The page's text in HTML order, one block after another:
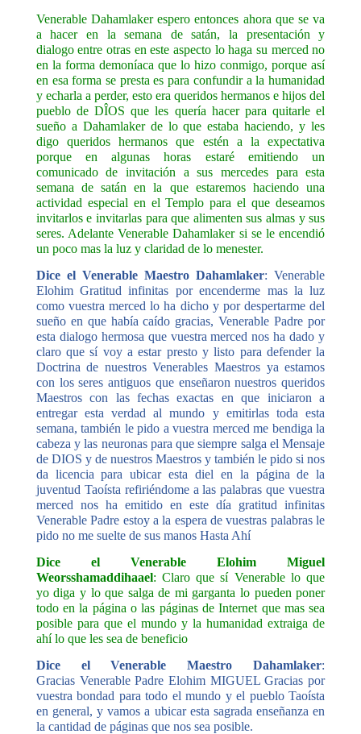
Venerable Dahamlaker espero entonces ahora que se va
a hacer en la semana de satán, la presentación y
dialogo entre otras en este aspecto lo haga su merced no
en la forma demoníaca que lo hizo conmigo, porque así
en esa forma se presta es para confundir a la humanidad
y echarla a perder, esto era queridos hermanos e hijos del
pueblo de DÎOS que les quería hacer para quitarle el
sueño a Dahamlaker de lo que estaba haciendo, y les
digo queridos hermanos que estén a la expectativa
porque en algunas horas estaré emitiendo un
comunicado de invitación a sus mercedes para esta
semana de satán en la que estaremos haciendo una
actividad especial en el Templo para el que deseamos
invitarlos e invitarlas para que alimenten sus almas y sus
seres. Adelante Venerable Dahamlaker si se le encendió
un poco mas la luz y claridad de lo menester.
Dice el Venerable Maestro Dahamlaker: Venerable
Elohim Gratitud infinitas por encenderme mas la luz
como vuestra merced lo ha dicho y por despertarme del
sueño en que había caído gracias, Venerable Padre por
esta dialogo hermosa que vuestra merced nos ha dado y
claro que sí voy a estar presto y listo para defender la
Doctrina de nuestros Venerables Maestros ya estamos
con los seres antiguos que enseñaron nuestros queridos
Maestros con las fechas exactas en que iniciaron a
entregar esta verdad al mundo y emitirlas toda esta
semana, también le pido a vuestra merced me bendiga la
cabeza y las neuronas para que siempre salga el Mensaje
de DIOS y de nuestros Maestros y también le pido si nos
da licencia para ubicar esta diel en la página de la
juventud Taoísta refiriéndome a las palabras que vuestra
merced nos ha emitido en este día gratitud infinitas
Venerable Padre estoy a la espera de vuestras palabras le
pido no me suelte de sus manos Hasta Ahí
Dice el Venerable Elohim Miguel
Weorsshamaddihaael: Claro que sí Venerable lo que
yo diga y lo que salga de mi garganta lo pueden poner
todo en la página o las páginas de Internet que mas sea
posible para que el mundo y la humanidad extraiga de
ahí lo que les sea de beneficio
Dice el Venerable Maestro Dahamlaker:
Gracias Venerable Padre Elohim MIGUEL Gracias por
vuestra bondad para todo el mundo y el pueblo Taoísta
en general, y vamos a ubicar esta sagrada enseñanza en
la cantidad de páginas que nos sea posible.